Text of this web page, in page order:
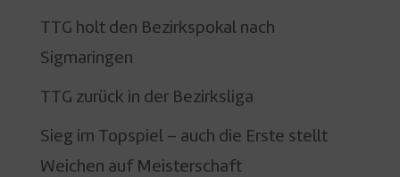
TTG holt den Bezirkspokal nach
Sigmaringen
TTG zurück in der Bezirksliga
Sieg im Topspiel – auch die Erste stellt
Weichen auf Meisterschaft